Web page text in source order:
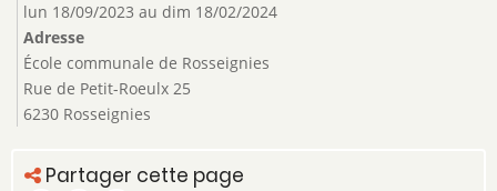
lun 18/09/2023 au dim 18/02/2024
Adresse
École communale de Rosseignies
Rue de Petit-Roeulx 25
6230 Rosseignies
Partager cette page